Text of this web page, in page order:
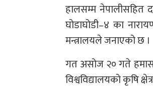
हालसम्म नेपालीसहित
घोडाघोडी–४ का
मन्त्रालयले जनाएको छ ।
गत असोज २० गते हमास
विश्वविद्यालयको कृषि